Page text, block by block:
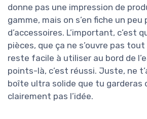
donne pas une impression de
gamme, mais on s’en fiche un peu
d’accessoires. L’important, c’est
pièces, que ça ne s’ouvre pas
reste facile à utiliser au bord de
points-là, c’est réussi. Juste, ne
boîte ultra solide que tu garderas
clairement pas l’idée.